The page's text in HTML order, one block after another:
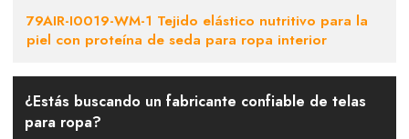
79AIR-I0019-WM-1 Tejido elástico nutritivo para la
piel con proteína de seda para ropa interior
¿Estás buscando un fabricante confiable de telas
para ropa?